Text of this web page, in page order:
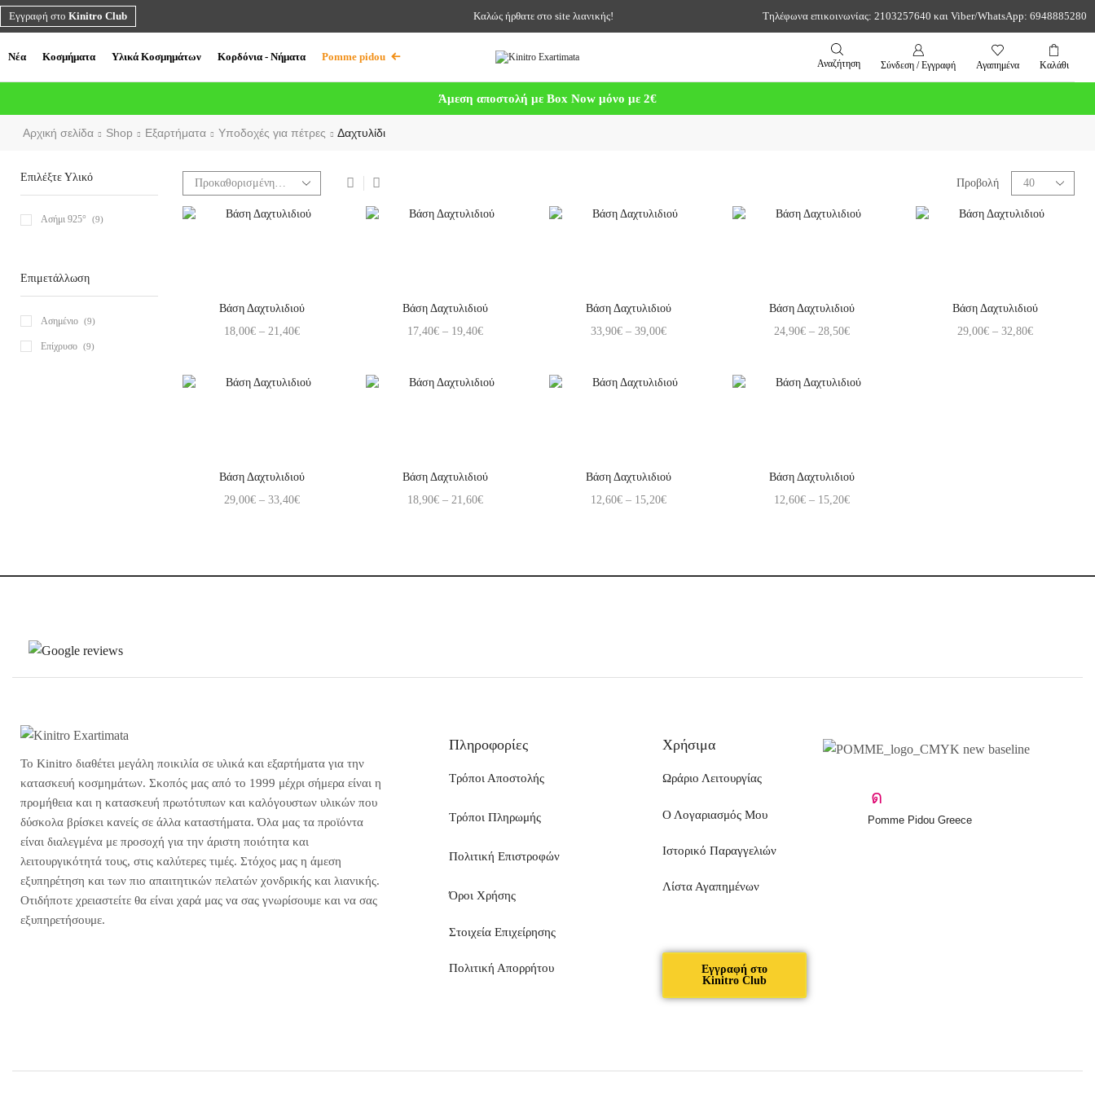
Εγγραφή στο Kinitro Club Καλώς ήρθατε στο site λιανικής! Τηλέφωνα επικοινωνίας: 2103257640 και Viber/WhatsApp: 6948885280
Νέα Κοσμήματα Υλικά Κοσμημάτων Κορδόνια - Νήματα Pomme pidou
Αναζήτηση Σύνδεση / Εγγραφή Αγαπημένα Καλάθι
Άμεση αποστολή με Box Now μόνο με 2€
Αρχική σελίδα Shop Εξαρτήματα Υποδοχές για πέτρες Δαχτυλίδι
Προβολή
Βάση Δαχτυλιδιού
18,00€ – 21,40€
Βάση Δαχτυλιδιού
17,40€ – 19,40€
Βάση Δαχτυλιδιού
33,90€ – 39,00€
Βάση Δαχτυλιδιού
24,90€ – 28,50€
Βάση Δαχτυλιδιού
29,00€ – 32,80€
Βάση Δαχτυλιδιού
29,00€ – 33,40€
Βάση Δαχτυλιδιού
18,90€ – 21,60€
Βάση Δαχτυλιδιού
12,60€ – 15,20€
Βάση Δαχτυλιδιού
12,60€ – 15,20€
Επιλέξτε Υλικό
Ασήμι 925° (9)
Επιμετάλλωση
Ασημένιο (9)
Επίχρυσο (9)
Το Kinitro διαθέτει μεγάλη ποικιλία σε υλικά και εξαρτήματα για την
κατασκευή κοσμημάτων. Σκοπός μας από το 1999 μέχρι σήμερα είναι η
προμήθεια και η κατασκευή πρωτότυπων και καλόγουστων υλικών που
δύσκολα βρίσκει κανείς σε άλλα καταστήματα. Όλα μας τα προϊόντα
είναι διαλεγμένα με προσοχή για την άριστη ποιότητα και
λειτουργικότητά τους, στις καλύτερες τιμές. Στόχος μας η άμεση
εξυπηρέτηση και των πιο απαιτητικών πελατών χονδρικής και λιανικής.
Οτιδήποτε χρειαστείτε θα είναι χαρά μας να σας γνωρίσουμε και να σας
εξυπηρετήσουμε.
Πληροφορίες
Τρόποι Αποστολής
Τρόποι Πληρωμής
Πολιτική Επιστροφών
Όροι Χρήσης
Στοιχεία Επιχείρησης
Πολιτική Απορρήτου
Χρήσιμα
Ωράριο Λειτουργίας
Ο Λογαριασμός Μου
Ιστορικό Παραγγελιών
Λίστα Αγαπημένων
Εγγραφή στο
Kinitro Club
Pomme Pidou Greece